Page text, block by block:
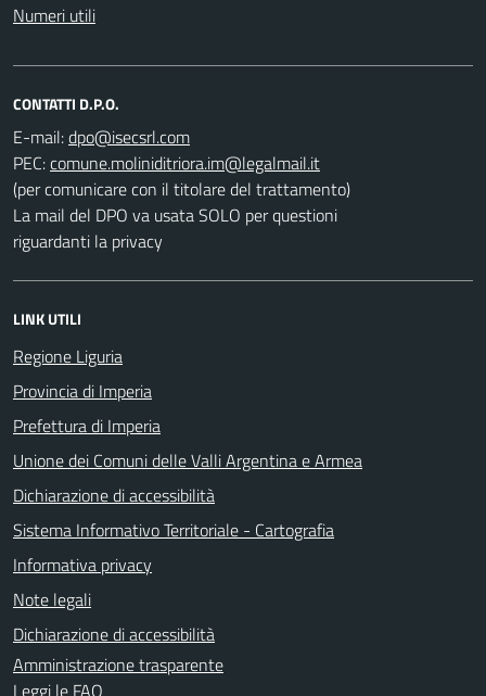
Numeri utili
CONTATTI D.P.O.
E-mail:
PEC:
(per comunicare con il titolare del trattamento)
La mail del DPO va usata SOLO per questioni
riguardanti la privacy
LINK UTILI
Regione Liguria
Provincia di Imperia
Prefettura di Imperia
Unione dei Comuni delle Valli Argentina e Armea
Dichiarazione di accessibilità
Sistema Informativo Territoriale - Cartografia
Informativa privacy
Note legali
Dichiarazione di accessibilità
Amministrazione trasparente
Leggi le FAQ